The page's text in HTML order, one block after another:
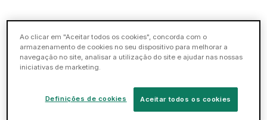
Taskers em destaque para desmontar
mobiliário: Lisboa
5 (593 avaliações)
Ao clicar em "Aceitar todos os cookies", concorda com o
armazenamento de cookies no seu dispositivo para melhorar a
navegação no site, analisar a utilização do site e ajudar nas nossas
iniciativas de marketing.
Aceitar todos os cookies
Definições de cookies